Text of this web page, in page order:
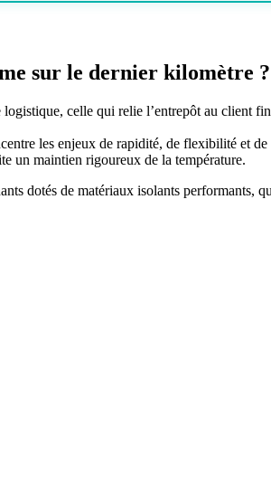
sur le dernier kilomètre ?
celle qui relie l’entrepôt au client
les enjeux de rapidité, de flexibilité et
un maintien rigoureux de la température.
dotés de matériaux isolants performants,